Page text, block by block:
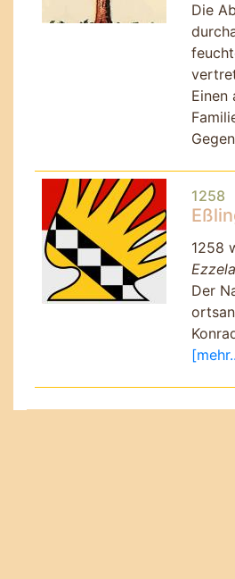
Die
Einen
1258
1258
Der